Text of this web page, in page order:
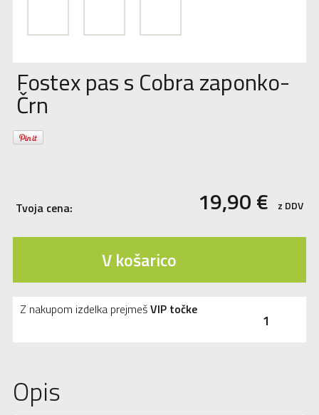
Fostex pas s Cobra zaponko-
Črn
19,90€ z DDV
Tvoja cena:
V košarico
1
Z nakupom izdelka prejmešVIP točke
Opis